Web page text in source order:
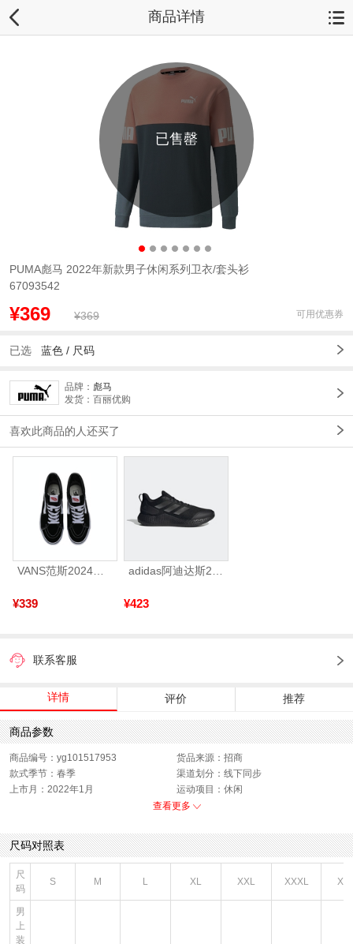
商品详情
已售罄
PUMA彪马 2022年新款男子休闲系列卫衣/套头衫
67093542
¥369 ¥369 可用优惠券
已选 蓝色 / 尺码
品牌： 彪马
发货：百丽优购
喜欢此商品的人还买了
VANS范斯2024中性SK8-HiCL帆布鞋/硫化鞋VN000D5IB8C
¥339 ¥423
联系客服
详情 评价 推荐
商品参数
商品编号：yg101517953
货品来源：招商
款式季节：春季
渠道划分：线下同步
上市月：2022年1月
运动项目：休闲
运动款式：卫衣
销售季：22Q1
性别：男子
查看更多
尺码对照表
尺
码
S M L XL XXL XXXL XS
男
上
装